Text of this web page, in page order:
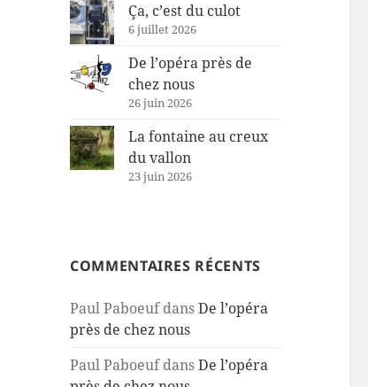
Ça, c’est du culot
6 juillet 2026
De l’opéra près de
chez nous
26 juin 2026
La fontaine au creux
du vallon
23 juin 2026
COMMENTAIRES RÉCENTS
Paul PaboeufdansDe l’opéra
près de chez nous
Paul PaboeufdansDe l’opéra